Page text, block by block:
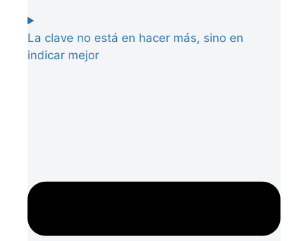
La clave no está en hacer más, sino en
indicar mejor